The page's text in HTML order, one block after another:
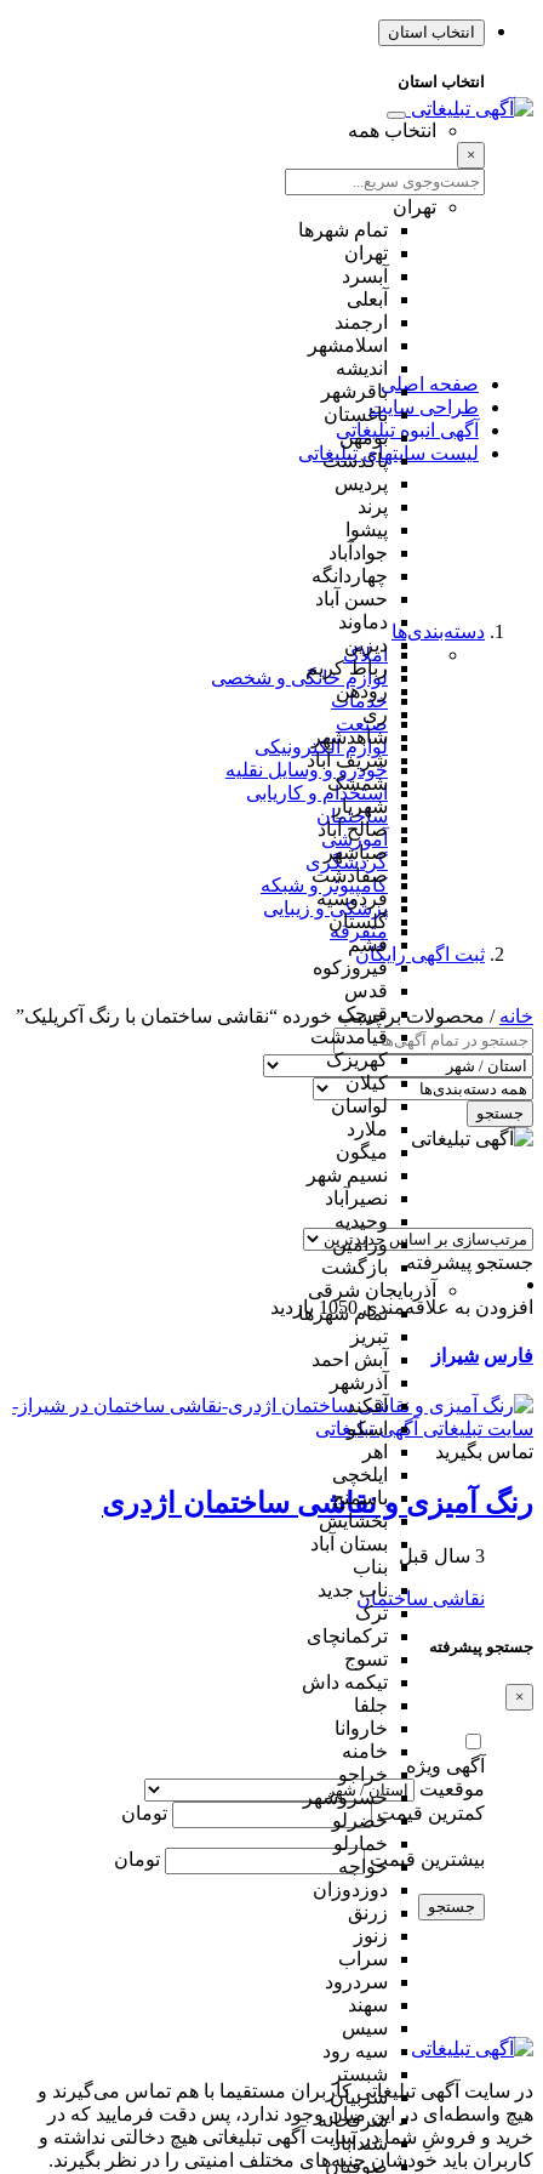
انتخاب استان
انتخاب استان
انتخاب همه
×
تهران
تمام شهر‌ها
تهران
آبسرد
آبعلی
ارجمند
اسلامشهر
اندیشه
باقرشهر
باغستان
بومهن
پاکدشت
پردیس
پرند
پیشوا
جوادآباد
چهاردانگه
حسن آباد
دماوند
دیزین
رباط کریم
رودهن
ری
شاهدشهر
شریف آباد
شمشک
شهریار
صالح آباد
صباشهر
صفادشت
فردوسیه
گلستان
فشم
فیروزکوه
قدس
قرچک
قیامدشت
کهریزک
کیلان
لواسان
ملارد
میگون
نسیم شهر
نصیرآباد
وحیدیه
ورامین
بازگشت
آذربایجان شرقی
تمام شهر‌ها
تبریز
آبش احمد
آذرشهر
آقکند
اسکو
اهر
ایلخچی
باسمنج
بخشایش
بستان آباد
بناب
ناب جدید
ترک
ترکمانچای
تسوج
تیکمه داش
جلفا
خاروانا
خامنه
خراجو
خسروشهر
خضرلو
خمارلو
خواجه
دوزدوزان
زرنق
زنوز
سراب
سردرود
سهند
سیس
سیه رود
شبستر
شربیان
شرفخانه
شندآباد
صوفیان
صفحه اصلی
طراحی سایت
آگهی انبوه تبلیغاتی
لیست سایتهای تبلیغاتی
دسته‌بندی‌ها
املاک
لوازم خانگی و شخصی
خدمات
صنعت
لوازم الکترونیکی
خودرو و وسایل نقلیه
استخدام و کاریابی
ساختمان
آموزشی
گردشگری
کامپیوتر و شبکه
پزشکی و زیبایی
متفرقه
ثبت اگهی رایگان
خانه / محصولات برچسب خورده “نقاشی ساختمان با رنگ آکریلیک”
جستجو
جستجو پیشرفته
افزودن به علاقه‌مندی 1050 بازدید
فارس شیراز
تماس بگیرید
رنگ آمیزی و نقاشی ساختمان اژدری
3 سال قبل
نقاشی ساختمان
جستجو پیشرفته
×
آگهی ویژه
موقعیت
کمترین قیمت
تومان
بیشترین قیمت تومان
جستجو
در سایت آگهی تبلیغاتی کاربران مستقیما با هم تماس می‌گیرند و
هیچ واسطه‌ای در این میان وجود ندارد، پس دقت فرمایید که در
خرید و فروشِ شما در سایت آگهی تبلیغاتی هیچ دخالتی نداشته و
کاربران باید خودشان جنبه‌های مختلف امنیتی را در نظر بگیرند.